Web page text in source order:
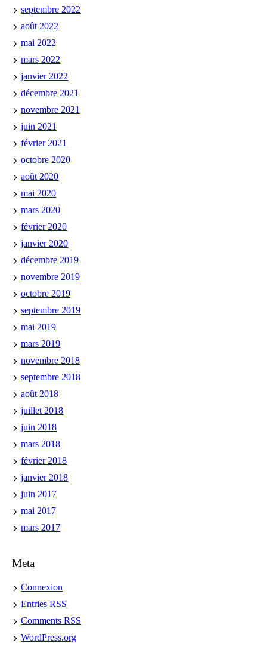
septembre 2022
août 2022
mai 2022
mars 2022
janvier 2022
décembre 2021
novembre 2021
juin 2021
février 2021
octobre 2020
août 2020
mai 2020
mars 2020
février 2020
janvier 2020
décembre 2019
novembre 2019
octobre 2019
septembre 2019
mai 2019
mars 2019
novembre 2018
septembre 2018
août 2018
juillet 2018
juin 2018
mars 2018
février 2018
janvier 2018
juin 2017
mai 2017
mars 2017
Meta
Connexion
EntriesRSS
CommentsRSS
WordPress.org